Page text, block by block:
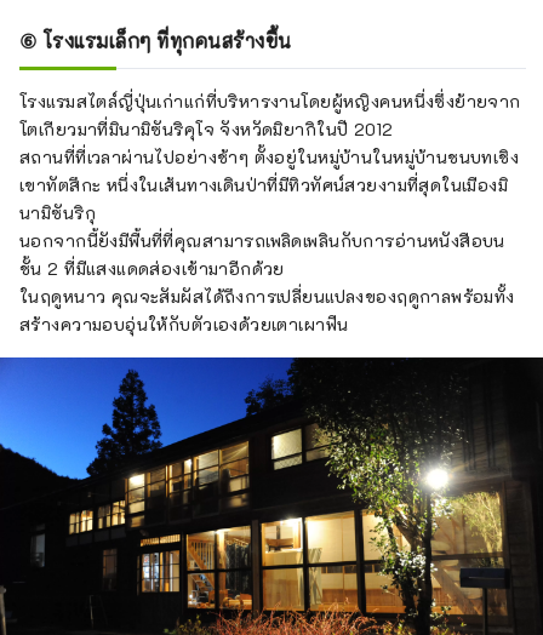
⑥ โรงแรมเล็กๆ ที่ทุกคนสร้างขึ้น
โรงแรมสไตล์ญี่ปุ่นเก่าแก่ที่บริหารงานโดยผู้หญิงคนหนึ่งซึ่งย้ายจาก
โตเกียวมาที่มินามิซันริคุโจ จังหวัดมิยากิในปี 2012
สถานที่ที่เวลาผ่านไปอย่างช้าๆ ตั้งอยู่ในหมู่บ้านในหมู่บ้านชนบทเชิง
เขาทัตสึกะ หนึ่งในเส้นทางเดินป่าที่มีทิวทัศน์สวยงามที่สุดในเมืองมิ
นามิซันริกุ
นอกจากนี้ยังมีพื้นที่ที่คุณสามารถเพลิดเพลินกับการอ่านหนังสือบน
ชั้น 2 ที่มีแสงแดดส่องเข้ามาอีกด้วย
ในฤดูหนาว คุณจะสัมผัสได้ถึงการเปลี่ยนแปลงของฤดูกาลพร้อมทั้ง
สร้างความอบอุ่นให้กับตัวเองด้วยเตาเผาฟืน